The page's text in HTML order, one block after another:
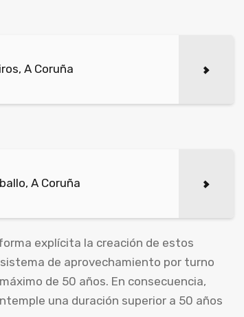
A Coruña
A Coruña
explícita la creación de estos
de aprovechamiento por turno
de 50 años. En consecuencia,
una duración superior a 50 años